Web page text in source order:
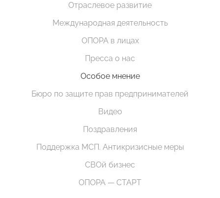
Отраслевое развитие
Международная деятельность
ОПОРА в лицах
Пресса о нас
Особое мнение
Бюро по защите прав предпринимателей
Видео
Поздравления
Поддержка МСП. Антикризисные меры
СВОй бизнес
ОПОРА — СТАРТ